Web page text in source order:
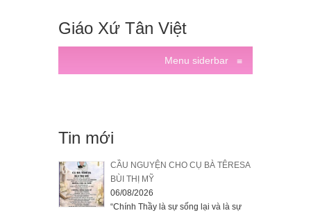
Giáo Xứ Tân Việt
Menu siderbar ≡
Tin mới
CẦU NGUYỆN CHO CỤ BÀ TÊRESA
BÙI THỊ MỸ
06/08/2026
“Chính Thầy là sự sống lại và là sự